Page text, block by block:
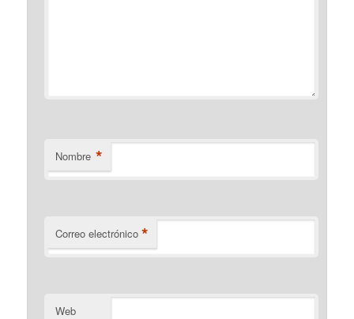
Nombre *
Correo electrónico *
Web